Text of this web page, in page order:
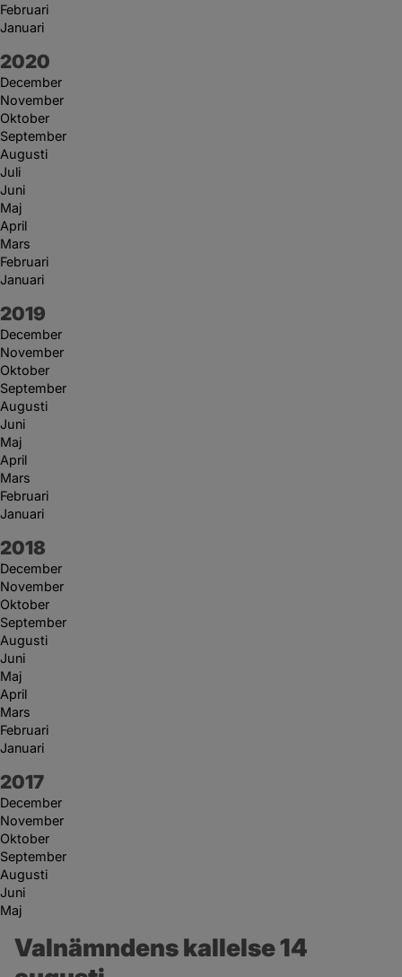
Februari
Januari
År:
2020
December
November
Oktober
September
Augusti
Juli
Juni
Maj
April
Mars
Februari
Januari
År:
2019
December
November
Oktober
September
Augusti
Juni
Maj
April
Mars
Februari
Januari
År:
2018
December
November
Oktober
September
Augusti
Juni
Maj
April
Mars
Februari
Januari
År:
2017
December
November
Oktober
September
Augusti
Juni
Maj
Valnämndens kallelse 14